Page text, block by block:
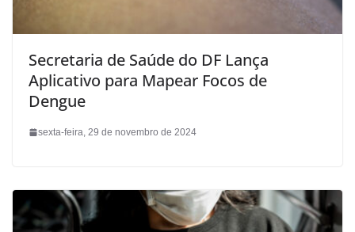
Secretaria de Saúde do DF Lança
Aplicativo para Mapear Focos de
Dengue
sexta-feira, 29 de novembro de 2024